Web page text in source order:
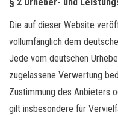
Die auf dieser Website
vollumfänglich dem
Jede vom deutschen
zugelassene Verwertung
Zustimmung des Anbieters
gilt insbesondere für